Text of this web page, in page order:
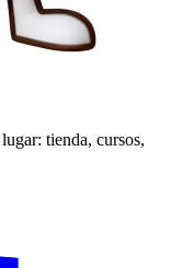
tienda, cursos,